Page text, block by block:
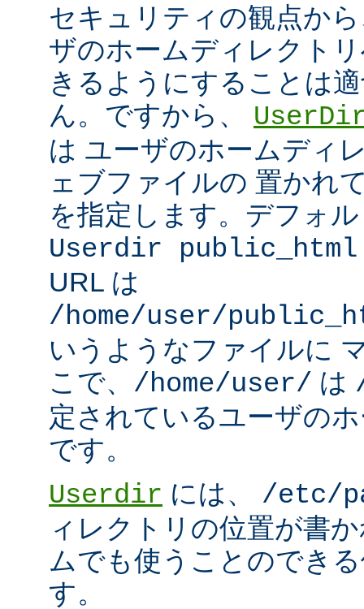
セキュリティの観点か
ザのホームディレクト
きるようにすることは
ん。ですから、
は ユーザのホームディ
ェブファイルの 置かれ
を指定します。デフォ
Userdir public_html
URL は
/home/user/
いうようなファイルに
こで、 /home/user/ は
定されているユーザの
です。
Userdir には、 /etc/
ィレクトリの位置が書
ムでも使うことのでき
す。